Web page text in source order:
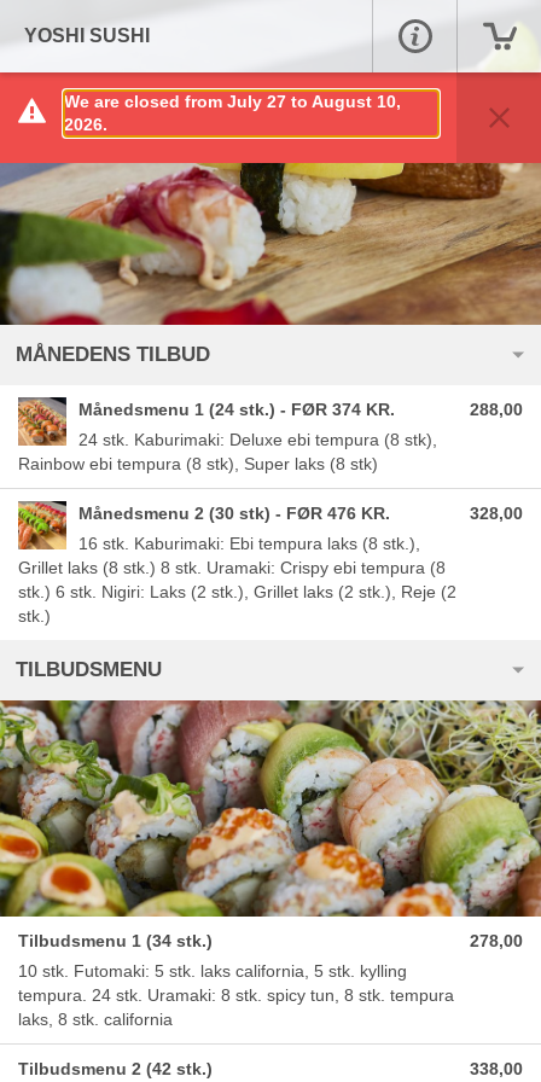
YOSHI SUSHI
We are closed from July 27 to August 10,
2026.
MÅNEDENS TILBUD
Månedsmenu 1 (24 stk.) - FØR 374 KR.
24 stk. Kaburimaki: Deluxe ebi tempura (8 stk),
Rainbow ebi tempura (8 stk), Super laks (8 stk)
288,00
Månedsmenu 2 (30 stk) - FØR 476 KR.
16 stk. Kaburimaki: Ebi tempura laks (8 stk.),
Grillet laks (8 stk.) 8 stk. Uramaki: Crispy ebi tempura (8
stk.) 6 stk. Nigiri: Laks (2 stk.), Grillet laks (2 stk.), Reje (2
stk.)
328,00
TILBUDSMENU
Tilbudsmenu 1 (34 stk.)
10 stk. Futomaki: 5 stk. laks california, 5 stk. kylling
tempura. 24 stk. Uramaki: 8 stk. spicy tun, 8 stk. tempura
laks, 8 stk. california
278,00
Tilbudsmenu 2 (42 stk.) 338,00